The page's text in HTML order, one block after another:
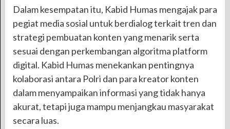
Dalam kesempatan itu, Kabid Humas mengajak para
pegiat media sosial untuk berdialog terkait tren dan
strategi pembuatan konten yang menarik serta
sesuai dengan perkembangan algoritma platform
digital. Kabid Humas menekankan pentingnya
kolaborasi antara Polri dan para kreator konten
dalam menyampaikan informasi yang tidak hanya
akurat, tetapi juga mampu menjangkau masyarakat
secara luas.